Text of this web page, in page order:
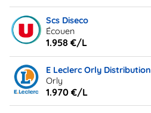
Scs Diseco
Écouen
1.958 €/L
E Leclerc Orly Distribution
Orly
1.970 €/L